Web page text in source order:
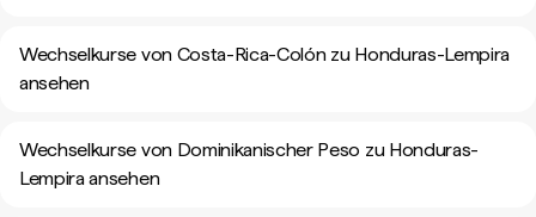
Wechselkurse von Costa-Rica-Colón zu Honduras-Lempira
ansehen
Wechselkurse von Dominikanischer Peso zu Honduras-
Lempira ansehen